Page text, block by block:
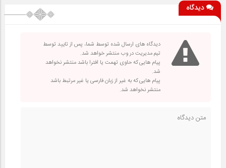
دیدگاه
دیدگاه های ارسال شده توسط شما، پس از تایید توسط
تیم مدیریت در وب منتشر خواهد شد.
پیام هایی که حاوی تهمت یا افترا باشد منتشر نخواهد
شد.
پیام هایی که به غیر از زبان فارسی یا غیر مرتبط باشد
منتشر نخواهد شد.